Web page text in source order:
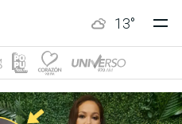
13°